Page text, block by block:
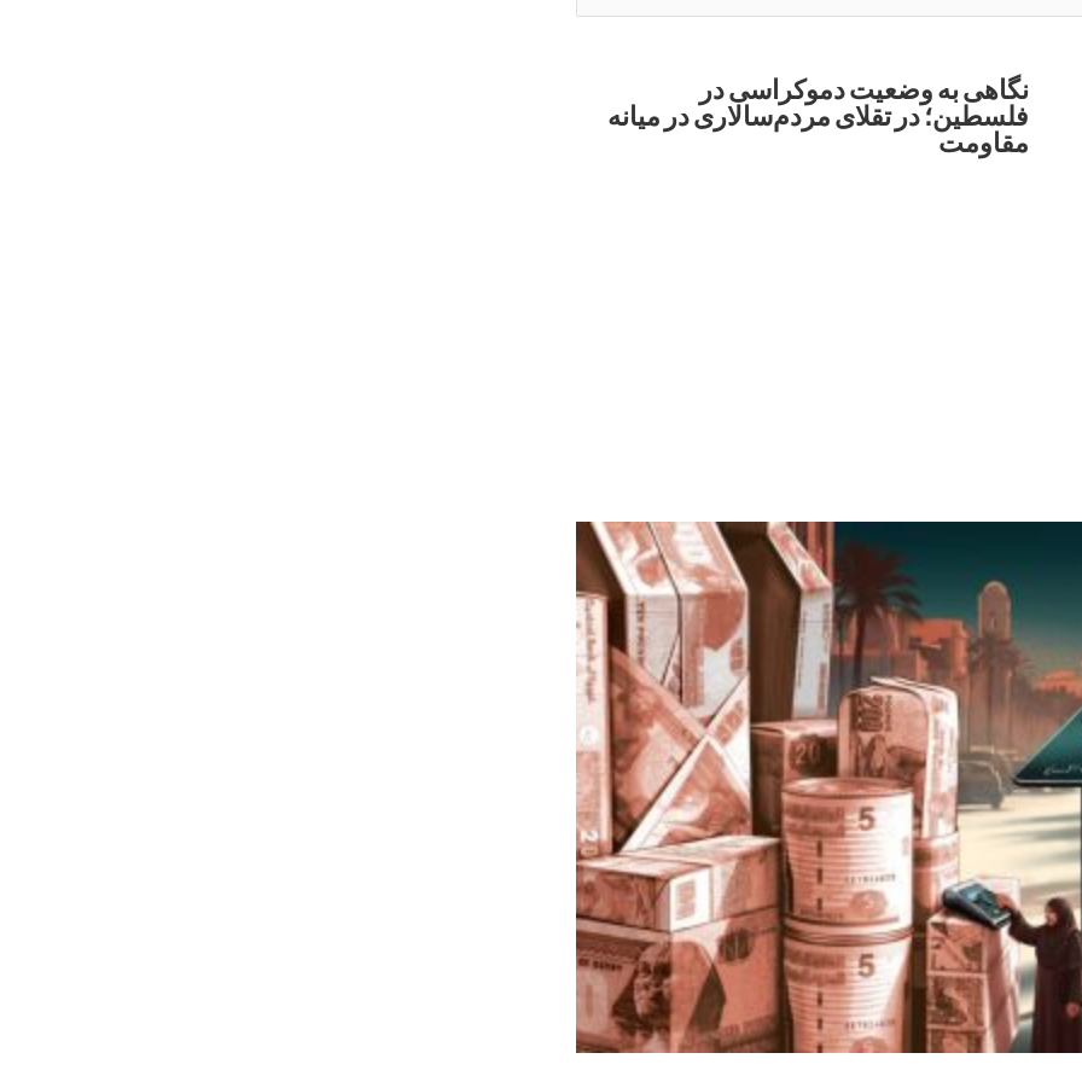
نگاهی به وضعیت دموکراسی در
فلسطین؛ در تقلای مردم‌سالاری در میانه
مقاومت